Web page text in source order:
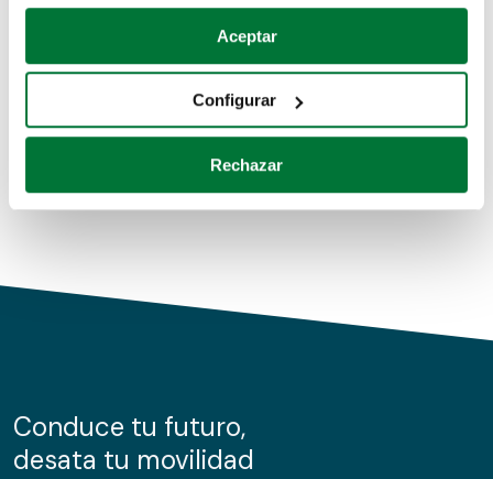
Si lo permite, también quisiéramos:
Recopilar información sobre su ubicación geográfica
Identificar su dispositivo analizándolo activamente
para buscar características específicas (huellas
Obtenga más información sobre cómo se procesan sus
de cookies.
información sobre el uso que haga del sitio web con
nuestros partners de redes sociales, publicidad y análisis
Aceptar
Configurar
Rechazar
Coches de segunda mano
Coches de km0
Conduce tu futuro,
desata tu movilidad